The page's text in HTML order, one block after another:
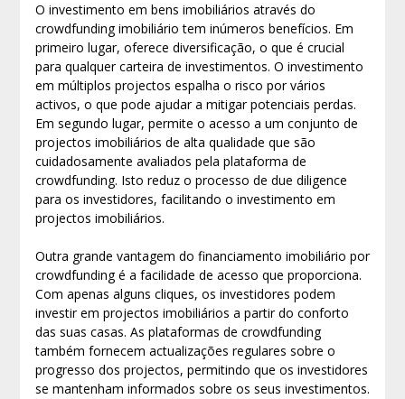
O investimento em bens imobiliários através do
crowdfunding imobiliário tem inúmeros benefícios. Em
primeiro lugar, oferece diversificação, o que é crucial
para qualquer carteira de investimentos. O investimento
em múltiplos projectos espalha o risco por vários
activos, o que pode ajudar a mitigar potenciais perdas.
Em segundo lugar, permite o acesso a um conjunto de
projectos imobiliários de alta qualidade que são
cuidadosamente avaliados pela plataforma de
crowdfunding. Isto reduz o processo de due diligence
para os investidores, facilitando o investimento em
projectos imobiliários.
Outra grande vantagem do financiamento imobiliário por
crowdfunding é a facilidade de acesso que proporciona.
Com apenas alguns cliques, os investidores podem
investir em projectos imobiliários a partir do conforto
das suas casas. As plataformas de crowdfunding
também fornecem actualizações regulares sobre o
progresso dos projectos, permitindo que os investidores
se mantenham informados sobre os seus investimentos.